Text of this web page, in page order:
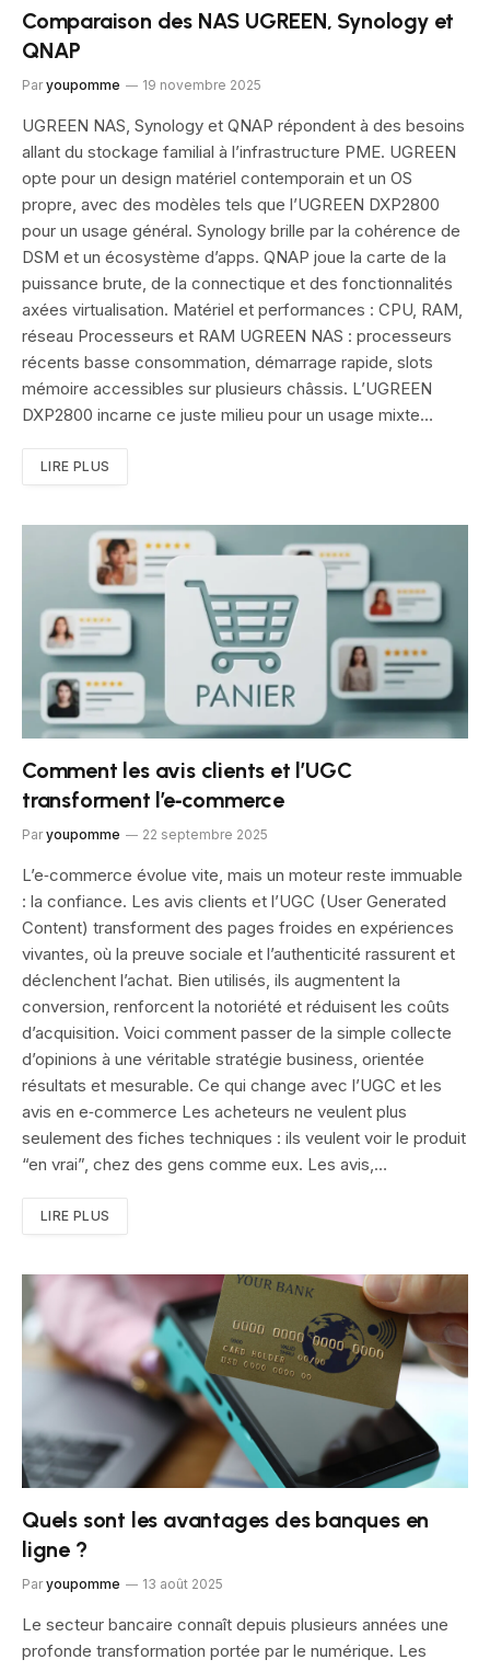
Comparaison des NAS UGREEN, Synology et
QNAP
Par youpomme 19 novembre 2025
UGREEN NAS, Synology et QNAP répondent à des besoins
allant du stockage familial à l’infrastructure PME. UGREEN
opte pour un design matériel contemporain et un OS
propre, avec des modèles tels que l’UGREEN DXP2800
pour un usage général. Synology brille par la cohérence de
DSM et un écosystème d’apps. QNAP joue la carte de la
puissance brute, de la connectique et des fonctionnalités
axées virtualisation. Matériel et performances : CPU, RAM,
réseau Processeurs et RAM UGREEN NAS : processeurs
récents basse consommation, démarrage rapide, slots
mémoire accessibles sur plusieurs châssis. L’UGREEN
DXP2800 incarne ce juste milieu pour un usage mixte…
LIRE PLUS
Comment les avis clients et l’UGC
transforment l’e‑commerce
Par youpomme 22 septembre 2025
L’e‑commerce évolue vite, mais un moteur reste immuable
: la confiance. Les avis clients et l’UGC (User Generated
Content) transforment des pages froides en expériences
vivantes, où la preuve sociale et l’authenticité rassurent et
déclenchent l’achat. Bien utilisés, ils augmentent la
conversion, renforcent la notoriété et réduisent les coûts
d’acquisition. Voici comment passer de la simple collecte
d’opinions à une véritable stratégie business, orientée
résultats et mesurable. Ce qui change avec l’UGC et les
avis en e‑commerce Les acheteurs ne veulent plus
seulement des fiches techniques : ils veulent voir le produit
“en vrai”, chez des gens comme eux. Les avis,…
LIRE PLUS
Quels sont les avantages des banques en
ligne ?
Par youpomme 13 août 2025
Le secteur bancaire connaît depuis plusieurs années une
profonde transformation portée par le numérique. Les